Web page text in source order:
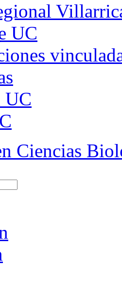
UC
UC
Ciencias